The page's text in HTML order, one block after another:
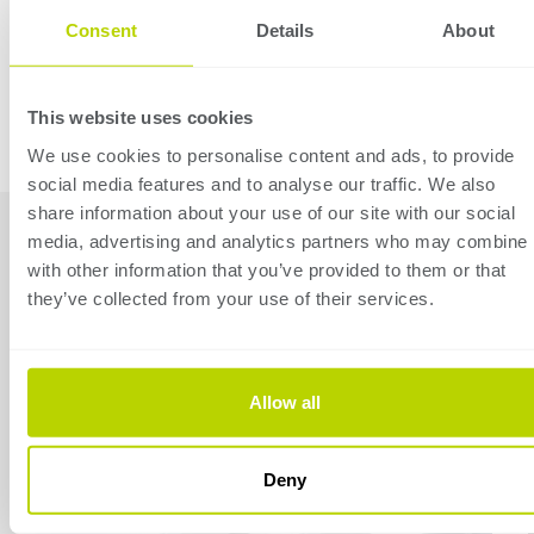
Consent Details About
This website uses cookies
We use cookies to personalise content and ads, to provide
social media features and to analyse our traffic. We also
share information about your use of our site with our social
media, advertising and analytics partners who may combine
with other information that you’ve provided to them or that
they’ve collected from your use of their services.
Allow all
Deny
* In CE Ausführung beträgt die max.
EC10
Abkantpressensteuerung,
Einzelbildschirm
mit
gesteuerte
Achse
Beschikbare